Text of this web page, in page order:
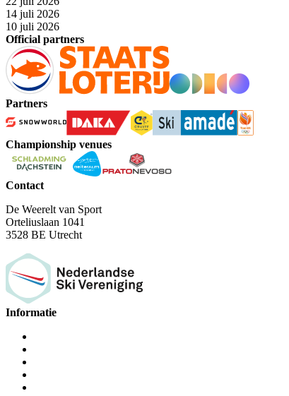
14 juli 2026
10 juli 2026
Official partners
Partners
Championship venues
Contact
De Weerelt van Sport
Orteliuslaan 1041
3528 BE Utrecht
Informatie